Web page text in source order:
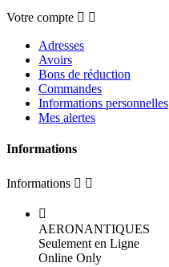
Votre compte  
Adresses
Avoirs
Bons de réduction
Commandes
Informations personnelles
Mes alertes
Informations
Informations  

AERONANTIQUES
Seulement en Ligne
Online Only